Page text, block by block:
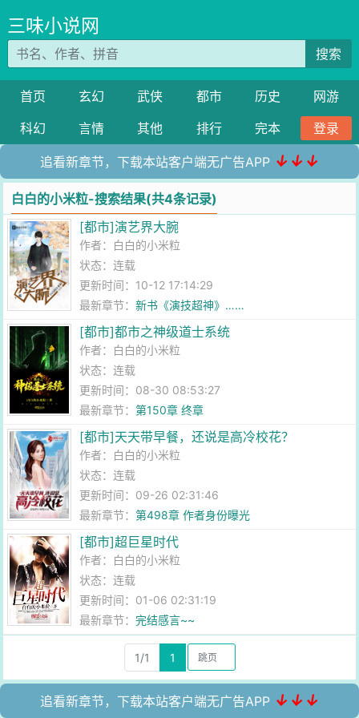
三味小说网
搜索
首页 玄幻 武侠 都市 历史
网游
科幻
言情 其他 排行 完本 登录
追看新章节，下载本站客户端无广告APP ↓↓↓
白白的小米粒-搜索结果(共4条记录)
[都市]演艺界大腕
作者： 白白的小米粒
状态：连载
更新时间：10-12 17:14:29
最新章节：新书《演技超神》……
[都市]都市之神级道士系统
作者： 白白的小米粒
状态：连载
更新时间：08-30 08:53:27
最新章节：第150章 终章
[都市]天天带早餐，还说是高冷校花？
作者： 白白的小米粒
状态：连载
更新时间：09-26 02:31:46
最新章节：第498章 作者身份曝光
[都市]超巨星时代
作者： 白白的小米粒
状态：连载
更新时间：01-06 02:31:19
最新章节：完结感言~~
1/1 1
追看新章节，下载本站客户端无广告APP ↓↓↓